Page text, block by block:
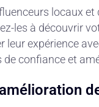
locaux
les à découvrir
leur expérience
confiance et